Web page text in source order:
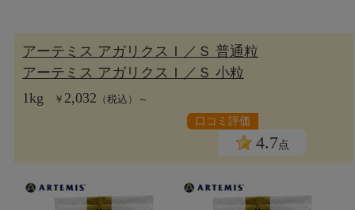
アーテミス アガリクスＩ／Ｓ 普通粒
アーテミス アガリクスＩ／Ｓ 小粒
1kg ￥ 2,032 （税込）～
口コミ評価
4.7点